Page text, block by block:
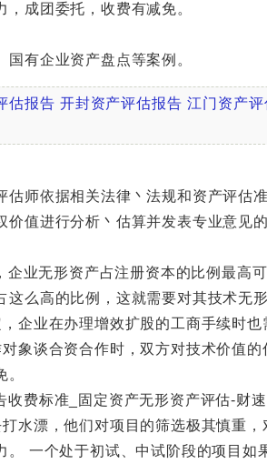
成团委托，收费有减免。
有企业资产盘点等案例。
估报告 开封资产评估报告 江门资产评
师依据相关法律丶法规和资产评估
值进行分析丶估算并发表专业意见
无形资产占注册资本的比例最高
么高的比例，这就需要对其技术无
业在办理增效扩股的工商手续时也
谈合资合作时，双方对技术价值的
漂，他们对项目的筛选极其慎重，
一个处于初试、中试阶段的项目